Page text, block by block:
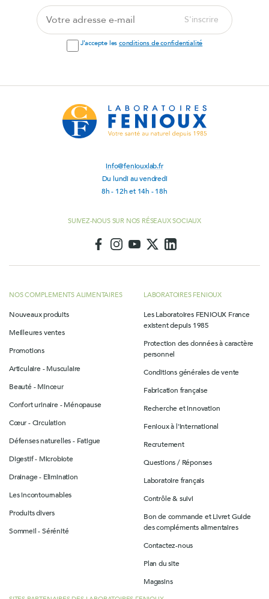
info@feniouxlab.fr
Du lundi au vendredi
8h - 12h et 14h - 18h
SUIVEZ-NOUS SUR NOS RÉSEAUX SOCIAUX
NOS COMPLEMENTS ALIMENTAIRES
Nouveaux produits
Meilleures ventes
Promotions
Articulaire - Musculaire
Beauté - Minceur
Confort urinaire - Ménopause
Cœur - Circulation
Défenses naturelles - Fatigue
Digestif - Microbiote
Drainage - Elimination
Les incontournables
Produits divers
Sommeil - Sérénité
LABORATOIRES FENIOUX
Les Laboratoires FENIOUX France
existent depuis 1985
Protection des données à caractère
personnel
Conditions générales de vente
Fabrication française
Recherche et innovation
Fenioux à l'international
Recrutement
Questions / Réponses
Laboratoire français
Contrôle & suivi
Bon de commande et Livret Guide
des compléments alimentaires
Contactez-nous
Plan du site
Magasins
adresse
e-
S'inscrire
J'accepte les conditions de confidentialité